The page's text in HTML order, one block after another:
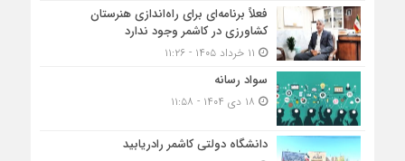
فعلاً برنامه‌ای برای راه‌اندازی هنرستان
کشاورزی در کاشمر وجود ندارد
سواد رسانه
دانشگاه دولتی کاشمر‌ رادریابید